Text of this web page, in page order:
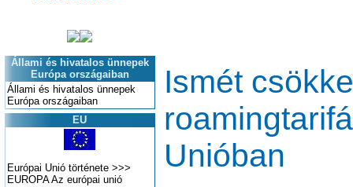
Állami és hivatalos ünnepek
Európa országaiban
Állami és hivatalos ünnepek
Európa országaiban
EU
Európai Unió története>>>
EUROPA Az európai unió
Ismét
Unióban